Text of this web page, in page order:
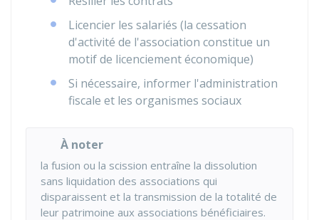
Licencier les salariés (la cessation
d'activité de l'association constitue un
motif de licenciement économique)
Si nécessaire, informer l'administration
fiscale et les organismes sociaux
À noter
la fusion ou la scission entraîne la dissolution
sans liquidation des associations qui
disparaissent et la transmission de la totalité de
leur patrimoine aux associations bénéficiaires.